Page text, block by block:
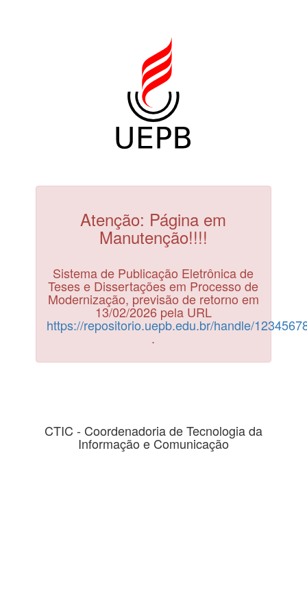
Atenção: Página em
Manutenção!!!!
Sistema de Publicação Eletrônica de
Teses e Dissertações em Processo de
Modernização, previsão de retorno em
13/02/2026 pela URL
https://repositorio.uepb.edu.br/handle/
.
CTIC - Coordenadoria de Tecnologia da
Informação e Comunicação